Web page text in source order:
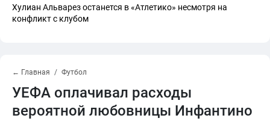
Хулиан Альварез останется в «Атлетико» несмотря на
конфликт с клубом
← Главная Футбол
УЕФА оплачивал расходы
вероятной любовницы Инфантино